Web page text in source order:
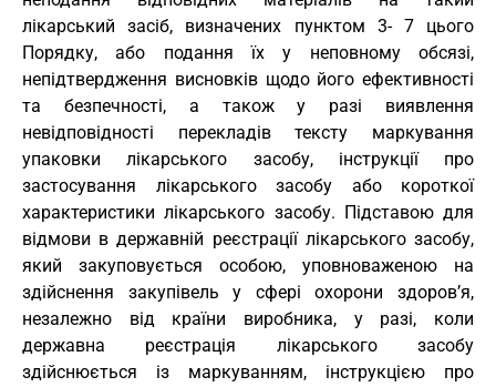
лікарський засіб, визначених пунктом 3- 7 цього
Порядку, або подання їх у неповному обсязі,
непідтвердження висновків щодо його ефективності
та безпечності, а також у разі виявлення
невідповідності перекладів тексту маркування
упаковки лікарського засобу, інструкції про
застосування лікарського засобу або короткої
характеристики лікарського засобу. Підставою для
відмови в державній реєстрації лікарського засобу,
який закуповується особою, уповноваженою на
здійснення закупівель у сфері охорони здоров’я,
незалежно від країни виробника, у разі, коли
державна реєстрація лікарського засобу
здійснюється із маркуванням, інструкцією про